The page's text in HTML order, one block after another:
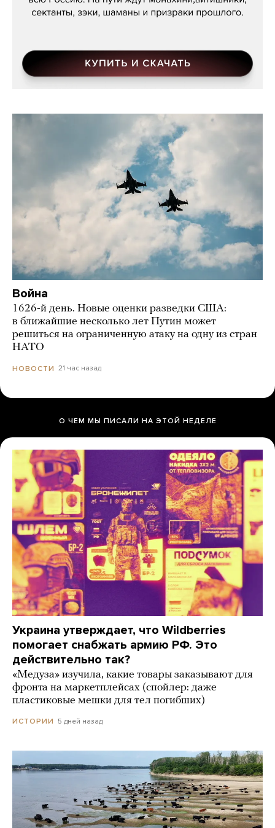
Война
1626-й день. Новые оценки разведки США:
в ближайшие несколько лет Путин может
решиться на ограниченную атаку на одну из стран
НАТО
НОВОСТИ 21 час назад
О ЧЕМ МЫ ПИСАЛИ НА ЭТОЙ НЕДЕЛЕ
Украина утверждает, что Wildberries
помогает снабжать армию РФ. Это
действительно так?
«Медуза» изучила, какие товары заказывают для
фронта на маркетплейсах (спойлер: даже
пластиковые мешки для тел погибших)
ИСТОРИИ 5 дней назад